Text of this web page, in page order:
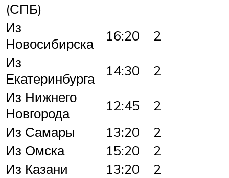
(СПБ)
Из
Новосибирска
16:20
2
Из
Екатеринбурга
14:30
2
Из Нижнего
Новгорода
12:45
2
Из Самары
13:20
2
Из Омска
15:20
2
Из Казани
13:20
2